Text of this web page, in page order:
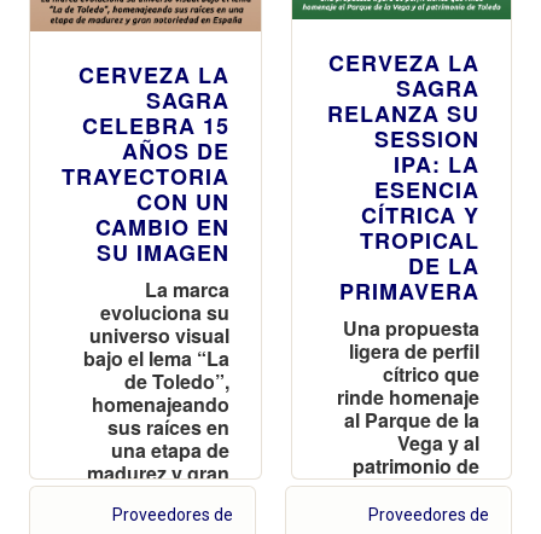
CERVEZA LA
SAGRA
CELEBRA 15
AÑOS DE
TRAYECTORIA
CON UN
CAMBIO EN
SU IMAGEN
La marca
evoluciona su
universo visual
bajo el lema “La
de Toledo”,
homenajeando
sus raíces en
una etapa de
madurez y gran
notoriedad en
España
CERVEZA LA
SAGRA
RELANZA SU
SESSION
IPA: LA
ESENCIA
CÍTRICA Y
TROPICAL
DE LA
PRIMAVERA
Una propuesta
ligera de perfil
cítrico que
rinde homenaje
al Parque de la
Vega y al
patrimonio de
Toledo
Proveedores de
Proveedores de